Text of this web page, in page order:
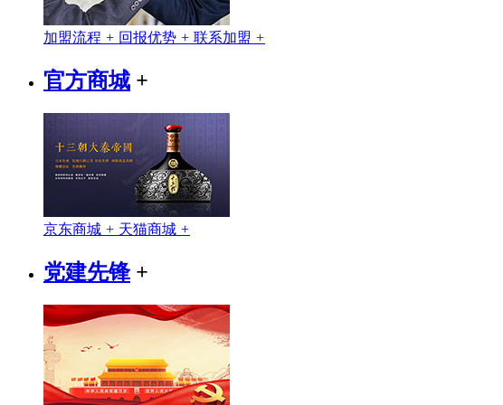
加盟流程 + 回报优势 + 联系加盟 +
官方商城 +
京东商城 + 天猫商城 +
党建先锋+